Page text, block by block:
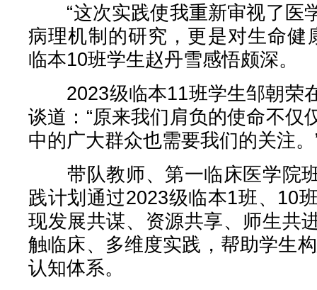
“这次实践使我重新审视了医
病理机制的研究，更是对生命健
临本10班学生赵丹雪感悟颇深。
2023级临本11班学生邹朝荣
谈道：“原来我们肩负的使命不仅
中的广大群众也需要我们的关注。
带队教师、第一临床医学院
践计划通过2023级临本1班、10
现发展共谋、资源共享、师生共
触临床、多维度实践，帮助学生
认知体系。